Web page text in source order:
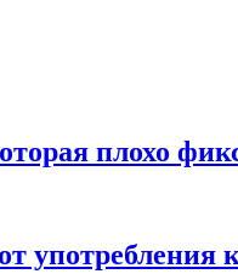
плохо
употребления